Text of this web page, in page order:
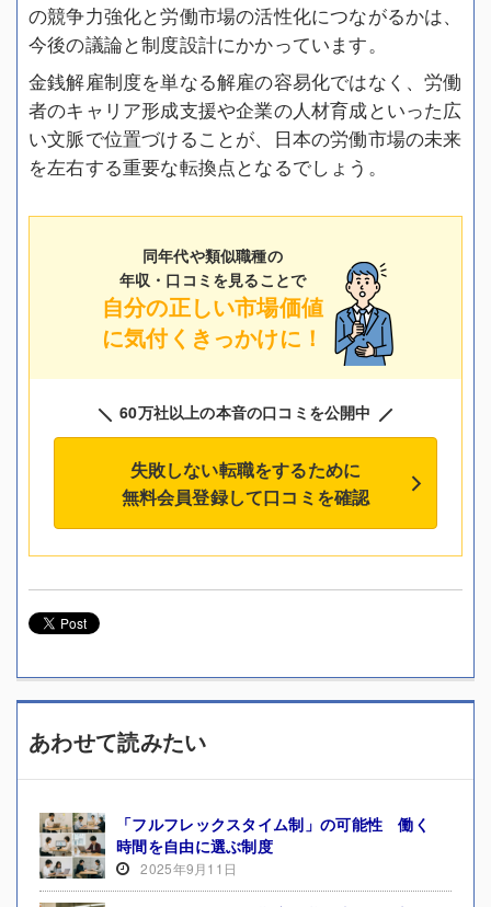
の競争力強化と労働市場の活性化につながるかは、
今後の議論と制度設計にかかっています。
金銭解雇制度を単なる解雇の容易化ではなく、労働
者のキャリア形成支援や企業の人材育成といった広
い文脈で位置づけることが、日本の労働市場の未来
を左右する重要な転換点となるでしょう。
同年代や類似職種の
年収・口コミを見ることで
自分の正しい市場価値
に気付くきっかけに！
60万社以上の本音の口コミを公開中
失敗しない転職をするために
無料会員登録して口コミを確認
あわせて読みたい
「フルフレックスタイム制」の可能性 働く
時間を自由に選ぶ制度
2025年9月11日